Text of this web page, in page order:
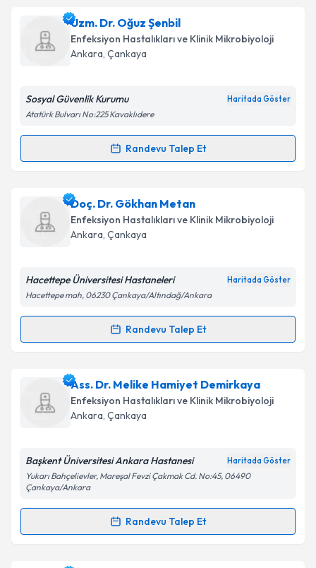
Takvim Talebini Gönder
Uzm. Dr. Özlem İnan Gümüşbaş
takvimi talebi oluşturun. Size bu uzmandan randevu
almanız için bir takvim hazırlandığında e-posta ile
bilgilendireceğiz.
Kişisel verilerimin işlenmesine ilişkinAydınlatma
kapsamda işlenmesini kabul ediyorum.
Takvim Talebini Gönder
Uzm. Dr. Oğuz Şenbil
Enfeksiyon Hastalıkları ve Klinik Mikrobiyoloji
Ankara, Çankaya
Sosyal Güvenlik Kurumu Haritada Göster
Atatürk Bulvarı No:225 Kavaklıdere
Randevu Talep Et
Randevu Takvimi Talebi
Uzm. Dr. Oğuz Şenbiliçin randevu takvimi talebi
oluşturun. Size bu uzmandan randevu almanız için bir
takvim hazırlandığında e-posta ile bilgilendireceğiz.
Kişisel verilerimin işlenmesine ilişkin
Metni'ni okudum ve kişisel verilerimin belirtilen
Takvim Talebini Gönder
Doç. Dr. Gökhan Metan
Enfeksiyon Hastalıkları ve Klinik Mikrobiyoloji
Ankara, Çankaya
Hacettepe Üniversitesi Hastaneleri Haritada Göster
Hacettepe mah, 06230 Çankaya/Altındağ/Ankara
Randevu Talep Et
Randevu Takvimi Talebi
Doç. Dr. Gökhan Metaniçin randevu takvimi talebi
oluşturun. Size bu uzmandan randevu almanız için bir
takvim hazırlandığında e-posta ile bilgilendireceğiz.
Kişisel verilerimin işlenmesine ilişkinAydınlatma
'ni okudum ve kişisel verilerimin belirtilen
kapsamda işlenmesini kabul ediyorum.
Ass. Dr. Melike Hamiyet Demirkaya
Enfeksiyon Hastalıkları ve Klinik Mikrobiyoloji
Ankara, Çankaya
Başkent Üniversitesi Ankara Hastanesi Haritada Göster
Yukarı Bahçelievler, Mareşal Fevzi Çakmak Cd. No:45, 06490
Çankaya/Ankara
Randevu Talep Et
Randevu Takvimi Talebi